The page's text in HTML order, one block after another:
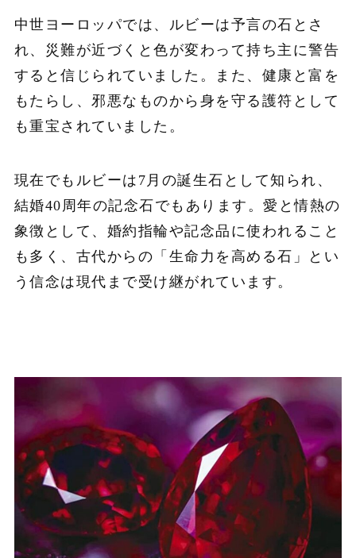
中世ヨーロッパでは、ルビーは予言の石とさ
れ、災難が近づくと色が変わって持ち主に警告
すると信じられていました。また、健康と富を
もたらし、邪悪なものから身を守る護符として
も重宝されていました。
現在でもルビーは7月の誕生石として知られ、
結婚40周年の記念石でもあります。愛と情熱の
象徴として、婚約指輪や記念品に使われること
も多く、古代からの「生命力を高める石」とい
う信念は現代まで受け継がれています。